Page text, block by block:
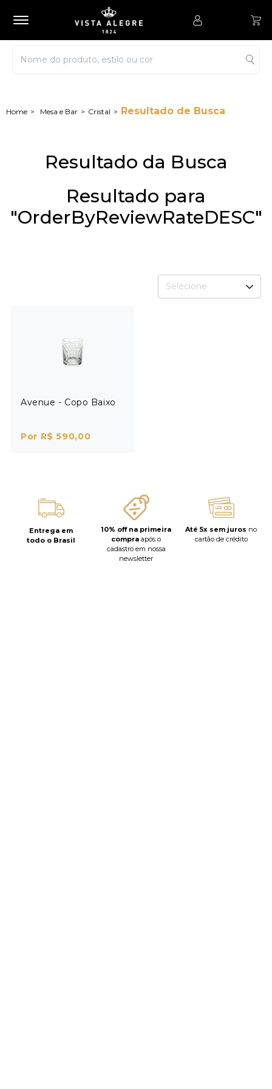
Mesa e Bar Cristal Resultado de Busca
Resultado da Busca
Resultado para
"OrderByReviewRateDESC"
Selecione
Avenue - Copo Baixo
Por R$ 590,00
Entrega em
todo o Brasil
10% off na primeira
compra após o
cadastro em nossa
newsletter
Até 5x sem juros no
cartão de crédito